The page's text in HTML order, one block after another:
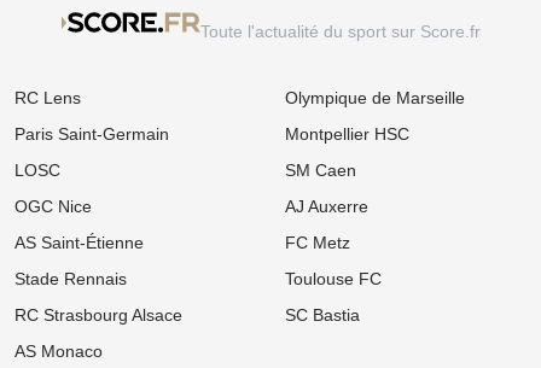
Mercato PSG : Après Lucas Digne, un nouveau renfort défensif
Mercato PSG : Piste activée puis abandonnée, les dessous du
31/07
d'euros en Ligue 1 !
29/07 Ligue 1
tout proche !
Ligue 1
Mercato PSG : Transféré pour 40 M€, Kang-in Lee retenu en Corée
Toute l'actualité du sport sur Score.fr
RC Lens
Paris Saint-Germain
LOSC
OGC Nice
AS Saint-Étienne
Stade Rennais
RC Strasbourg Alsace
AS Monaco
Olympique de Marseille
Montpellier HSC
SM Caen
AJ Auxerre
FC Metz
Toulouse FC
SC Bastia